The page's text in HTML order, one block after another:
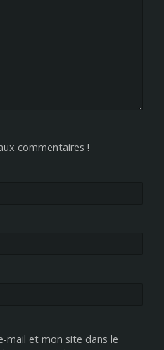
commentaires !
mail et mon site dans le